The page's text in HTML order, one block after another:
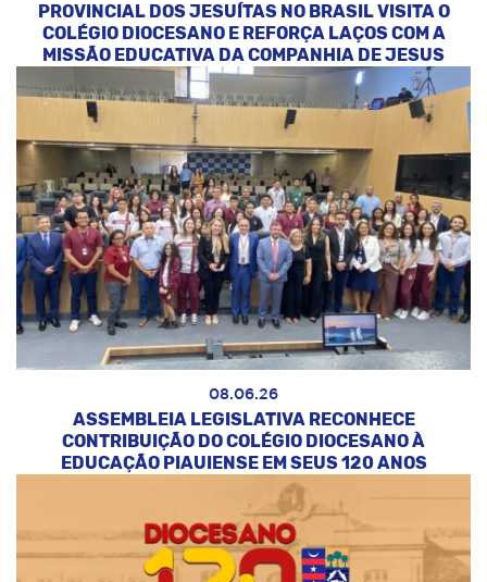
PROVINCIAL DOS JESUÍTAS NO BRASIL VISITA O
COLÉGIO DIOCESANO E REFORÇA LAÇOS COM A
MISSÃO EDUCATIVA DA COMPANHIA DE JESUS
08.06.26
ASSEMBLEIA LEGISLATIVA RECONHECE
CONTRIBUIÇÃO DO COLÉGIO DIOCESANO À
EDUCAÇÃO PIAUIENSE EM SEUS 120 ANOS